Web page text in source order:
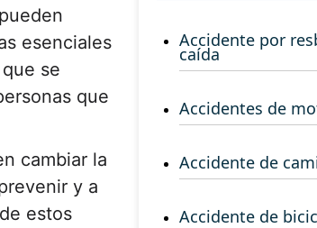
esenciales
se
que
cambiar la
y a
estos
Accidente por
caída
Accidentes de
Accidente de
Accidente de